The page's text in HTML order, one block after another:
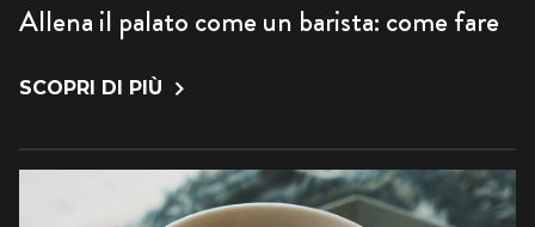
Allena il palato come un barista: come fare
SCOPRI DI PIÙ